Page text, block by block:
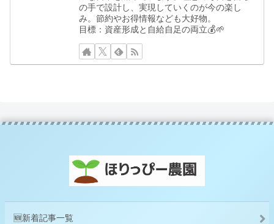
の手で設計し、実現していくのが今の楽し
み。節約やお得情報なども大好物。
目標：資産形成と自給自足の両立💰🌱
🆕新着記事一覧